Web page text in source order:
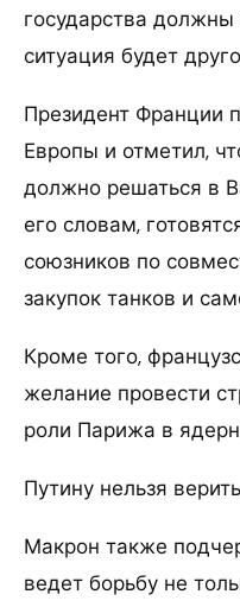
государства должны
ситуация будет
Президент Франции
Европы и отметил,
должно решаться в
его словам,
союзников по
закупок танков и
Кроме того,
желание провести
роли Парижа в
Путину нельзя верить
Макрон также
ведет борьбу не